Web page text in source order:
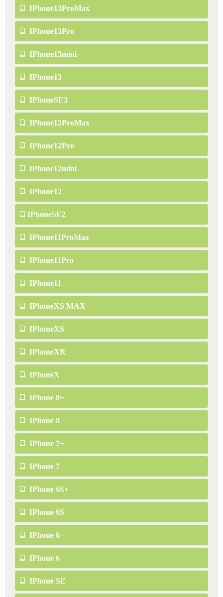
IPhone13ProMax
IPhone13Pro
IPhone13mini
IPhone13
IPhoneSE3
IPhone12ProMax
IPhone12Pro
IPhone12mini
IPhone12
IPhoneSE2
IPhone11ProMax
IPhone11Pro
IPhone11
IPhoneXS MAX
IPhoneXS
IPhoneXR
IPhoneX
IPhone 8+
IPhone 8
IPhone 7+
IPhone 7
IPhone 6S+
IPhone 6S
IPhone 6+
IPhone 6
IPhone SE